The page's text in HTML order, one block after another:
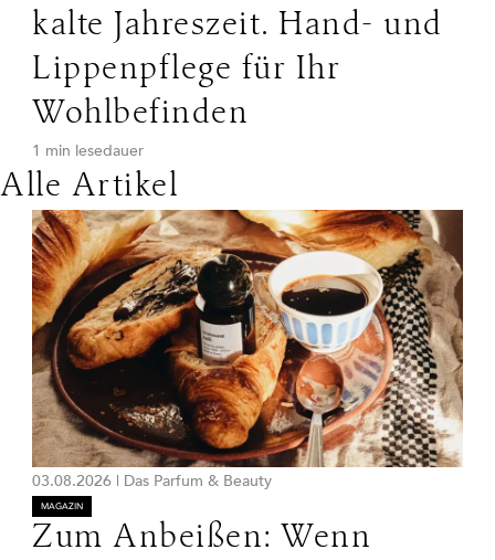
kalte Jahreszeit. Hand- und
Lippenpflege für Ihr
Wohlbefinden
1 min lesedauer
Alle Artikel
03.08.2026 | Das Parfum & Beauty
MAGAZIN
Zum Anbeißen: Wenn